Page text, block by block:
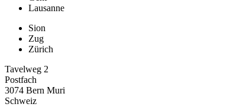
Lausanne
Sion
Zug
Zürich
Tavelweg 2
Postfach
3074 Bern Muri
Schweiz